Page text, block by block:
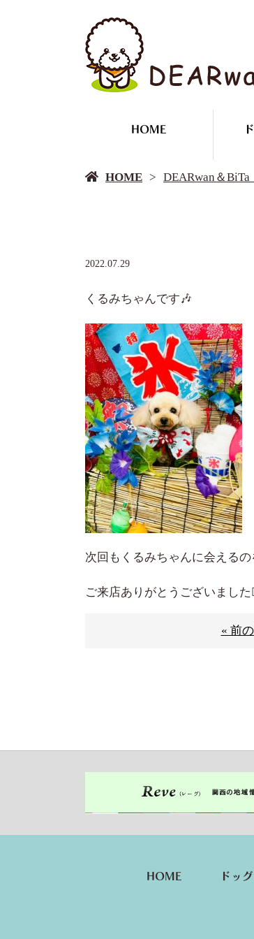
HOME
HOME DEARwan＆
2022.07.29
くるみちゃんです🎶
次回もくるみちゃんに会える
ご来店ありがとうございました
« 前
HOME ドッ